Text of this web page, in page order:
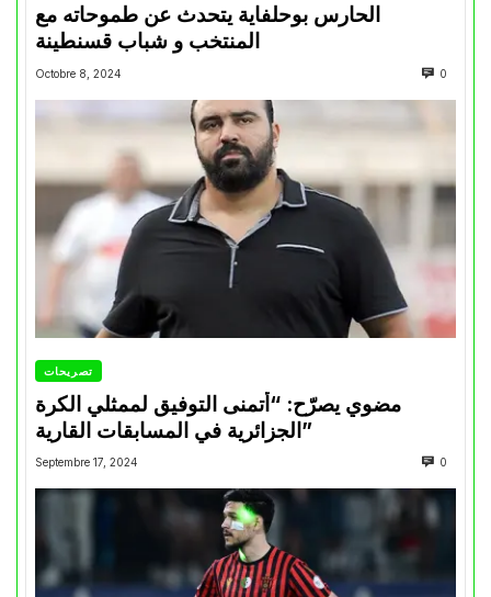
الحارس بوحلفاية يتحدث عن طموحاته مع
المنتخب و شباب قسنطينة
Octobre 8, 2024 0
تصريحات
مضوي يصرّح: “أتمنى التوفيق لممثلي الكرة
الجزائرية في المسابقات القارية”
Septembre 17, 2024 0